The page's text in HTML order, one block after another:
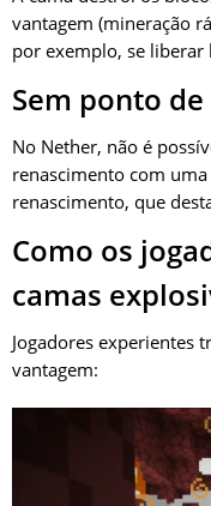
vantagem (mineração
por exemplo, se liberar
Sem ponto
No Nether, não é
renascimento com
renascimento, que
Como os
camas
Jogadores experientes
vantagem: